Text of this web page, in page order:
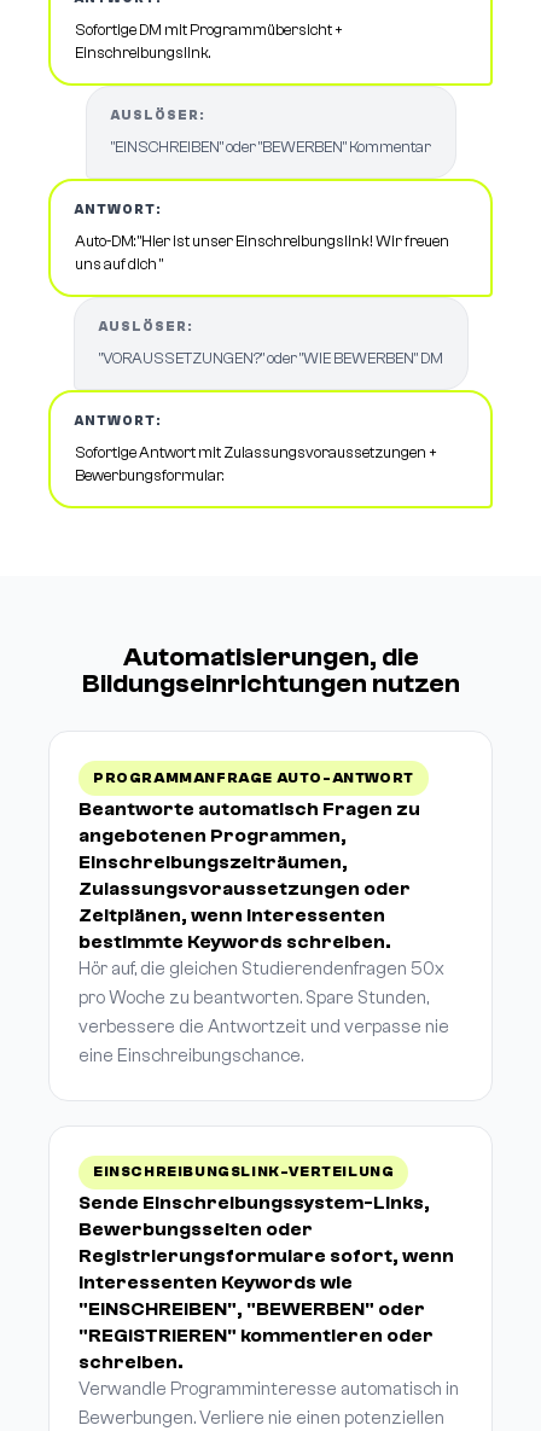
Sofortige DM mit Programmübersicht +
Einschreibungslink.
AUSLÖSER:
"EINSCHREIBEN" oder "BEWERBEN" Kommentar
ANTWORT:
Auto-DM: "Hier ist unser Einschreibungslink! Wir freuen
uns auf dich "
AUSLÖSER:
"VORAUSSETZUNGEN?" oder "WIE BEWERBEN" DM
ANTWORT:
Sofortige Antwort mit Zulassungsvoraussetzungen +
Bewerbungsformular.
Automatisierungen, die
Bildungseinrichtungen nutzen
PROGRAMMANFRAGE AUTO-ANTWORT
Beantworte automatisch Fragen zu
angebotenen Programmen,
Einschreibungszeiträumen,
Zulassungsvoraussetzungen oder
Zeitplänen, wenn Interessenten
bestimmte Keywords schreiben.
Hör auf, die gleichen Studierendenfragen 50x
pro Woche zu beantworten. Spare Stunden,
verbessere die Antwortzeit und verpasse nie
eine Einschreibungschance.
EINSCHREIBUNGSLINK-VERTEILUNG
Sende Einschreibungssystem-Links,
Bewerbungsseiten oder
Registrierungsformulare sofort, wenn
Interessenten Keywords wie
"EINSCHREIBEN", "BEWERBEN" oder
"REGISTRIEREN" kommentieren oder
schreiben.
Verwandle Programminteresse automatisch in
Bewerbungen. Verliere nie einen potenziellen